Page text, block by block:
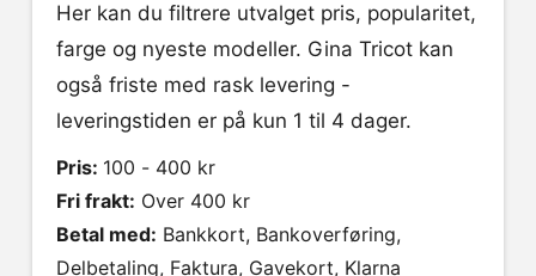
Her kan du filtrere utvalget pris, popularitet,
farge og nyeste modeller. Gina Tricot kan
også friste med rask levering -
leveringstiden er på kun 1 til 4 dager.
Pris: 100 - 400 kr
Fri frakt: Over 400 kr
Betal med:
Delbetaling, Faktura, Gavekort, Klarna